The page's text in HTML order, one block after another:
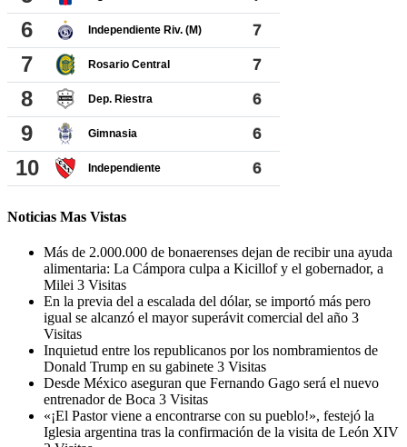
Noticias Mas Vistas
Más de 2.000.000 de bonaerenses dejan de recibir una ayuda
alimentaria: La Cámpora culpa a Kicillof y el gobernador, a
Milei 3 Visitas
En la previa del a escalada del dólar, se importó más pero
igual se alcanzó el mayor superávit comercial del año 3
Visitas
Inquietud entre los republicanos por los nombramientos de
Donald Trump en su gabinete 3 Visitas
Desde México aseguran que Fernando Gago será el nuevo
entrenador de Boca 3 Visitas
«¡El Pastor viene a encontrarse con su pueblo!», festejó la
Iglesia argentina tras la confirmación de la visita de León XIV